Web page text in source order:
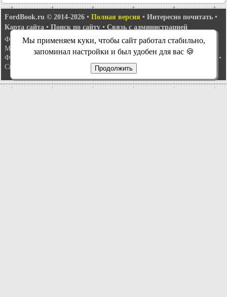
FordBook.ru © 2014-2026 • Полная версия • Интересно почитать •
Карта сайта • Поиск по сайту • Связь с администрацией
Фокус 1• Фокус Турнир 1•Фокус 2•Мондео 1•Мондео 1 и 2•
Мондео 2
Мондео 4 Эскорт 3 Эскорт 4 Эскорт 5
Фиеста 2
Таурус 1 и 2 Фьюжн • Скорпио 1
•
Сиерра
Мы применяем куки, чтобы сайт работал стабильно,
запоминал настройки и был удобен для вас 🍪
Продолжить